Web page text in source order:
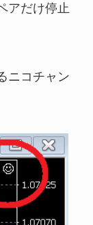
アだけ停止
ニコチャン